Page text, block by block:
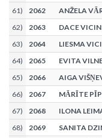
61) 2062
ANŽELA
62) 2063
DACE
63) 2064
LIESMA
64) 2065
EVITA
65) 2066
AIGA
66) 2067
MĀRĪTE
67) 2068
ILONA
68) 2069
SANITA